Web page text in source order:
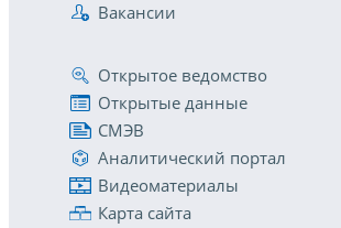
Вакансии
Открытое ведомство
Открытые данные
СМЭВ
Аналитический портал
Видеоматериалы
Карта сайта